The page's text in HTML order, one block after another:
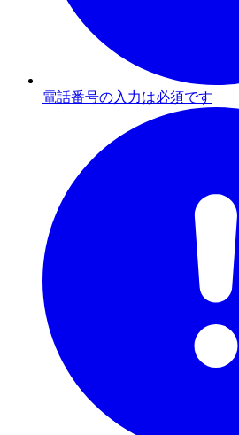
電話番号の入力は必須です